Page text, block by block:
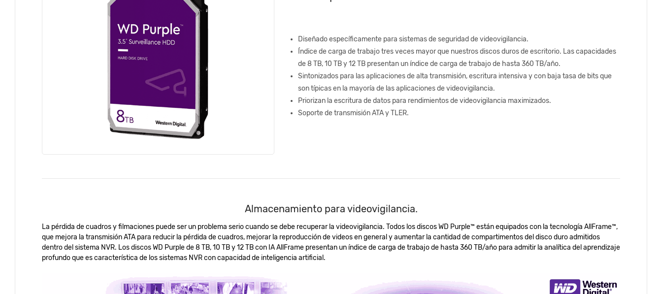
Diseñado específicamente para sistemas de seguridad de videovigilancia.
Índice de carga de trabajo tres veces mayor que nuestros discos duros de escritorio. Las capacidades
de 8 TB, 10 TB y 12 TB presentan un índice de carga de trabajo de hasta 360 TB/año.
Sintonizados para las aplicaciones de alta transmisión, escritura intensiva y con baja tasa de bits que
son típicas en la mayoría de las aplicaciones de videovigilancia.
Priorizan la escritura de datos para rendimientos de videovigilancia maximizados.
Soporte de transmisión ATA y TLER.
Almacenamiento para videovigilancia.
La pérdida de cuadros y filmaciones puede ser un problema serio cuando se debe recuperar la videovigilancia. Todos los discos WD Purple™ están equipados con la tecnología AllFrame™,
que mejora la transmisión ATA para reducir la pérdida de cuadros, mejorar la reproducción de videos en general y aumentar la cantidad de compartimentos del disco duro admitidos
dentro del sistema NVR. Los discos WD Purple de 8 TB, 10 TB y 12 TB con IA AllFrame presentan un índice de carga de trabajo de hasta 360 TB/año para admitir la analítica del aprendizaje
profundo que es característica de los sistemas NVR con capacidad de inteligencia artificial.